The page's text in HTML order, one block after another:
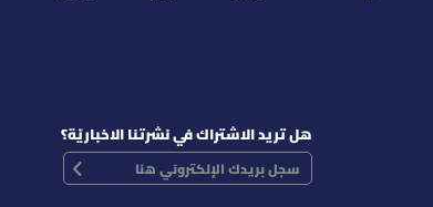
هل تريد الاشتراك في نشرتنا الاخباريّة؟